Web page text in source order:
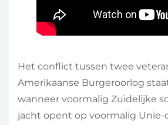
Het conflict tussen twee
Amerikaanse Burgeroorlog
wanneer voormalig Zuidelijke
jacht opent op voormalig Unie-